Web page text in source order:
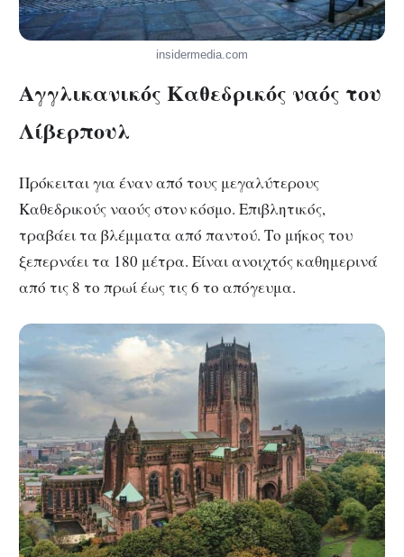
insidermedia.com
Αγγλικανικός Καθεδρικός ναός του
Λίβερπουλ
Πρόκειται για έναν από τους μεγαλύτερους
Καθεδρικούς ναούς στον κόσμο. Επιβλητικός,
τραβάει τα βλέμματα από παντού. Το μήκος του
ξεπερνάει τα 180 μέτρα. Είναι ανοιχτός καθημερινά
από τις 8 το πρωί έως τις 6 το απόγευμα.